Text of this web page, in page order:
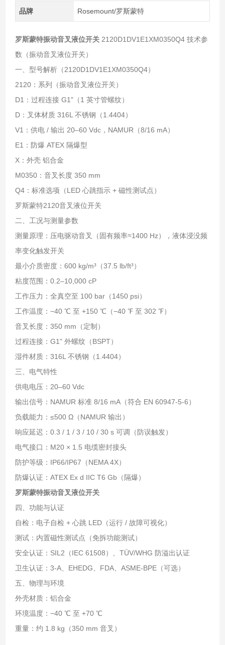
品牌 Rosemount/罗斯蒙特
罗斯蒙特振动音叉液位开关2120D1DV1E1XM0350Q4 技术参
数（振动音叉液位开关）
一、型号解析（2120D1DV1E1XM0350Q4）
2120：系列（振动音叉液位开关）
D1：过程连接 G1"（1 英寸管螺纹）
D：叉体材质 316L 不锈钢（1.4404）
V1：供电 / 输出 20–60 Vdc，NAMUR（8/16 mA）
E1：防爆 ATEX 隔爆型
X：外壳 铝合金
M0350：音叉长度 350 mm
Q4：标准选项（LED 心跳指示 + 磁性测试点）
罗斯蒙特2120音叉液位开关
二、工况与测量参数
测量原理：压电驱动音叉（固有频率≈1400 Hz），液体浸没频
率变化触发开关
最小介质密度：600 kg/m³（37.5 lb/ft³）
粘度范围：0.2–10,000 cP
工作压力：全真空至 100 bar（1450 psi）
工作温度：−40 ℃ 至 +150 ℃（−40 ℉ 至 302 ℉）
音叉长度：350 mm（定制）
过程连接：G1" 外螺纹（BSPT）
湿件材质：316L 不锈钢（1.4404）
三、电气特性
供电电压：20–60 Vdc
输出信号：NAMUR 标准 8/16 mA（符合 EN 60947-5-6）
负载能力：≤500 Ω（NAMUR 输出）
响应延迟：0.3 / 1 / 3 / 10 / 30 s 可调（防误触发）
电气接口：M20 × 1.5 电缆密封接头
防护等级：IP66/IP67（NEMA 4X）
防爆认证：ATEX Ex d IIC T6 Gb（隔爆）
罗斯蒙特振动音叉液位开关
四、功能与认证
自检：电子自检 + 心跳 LED（运行 / 故障可视化）
测试：内置磁性测试点（免拆功能测试）
安全认证：SIL2（IEC 61508）、TÜV/WHG 防溢出认证
卫生认证：3‑A、EHEDG、FDA、ASME‑BPE（可选）
五、物理与环境
外壳材质：铝合金
环境温度：−40 ℃ 至 +70 ℃
重量：约 1.8 kg（350 mm 音叉）